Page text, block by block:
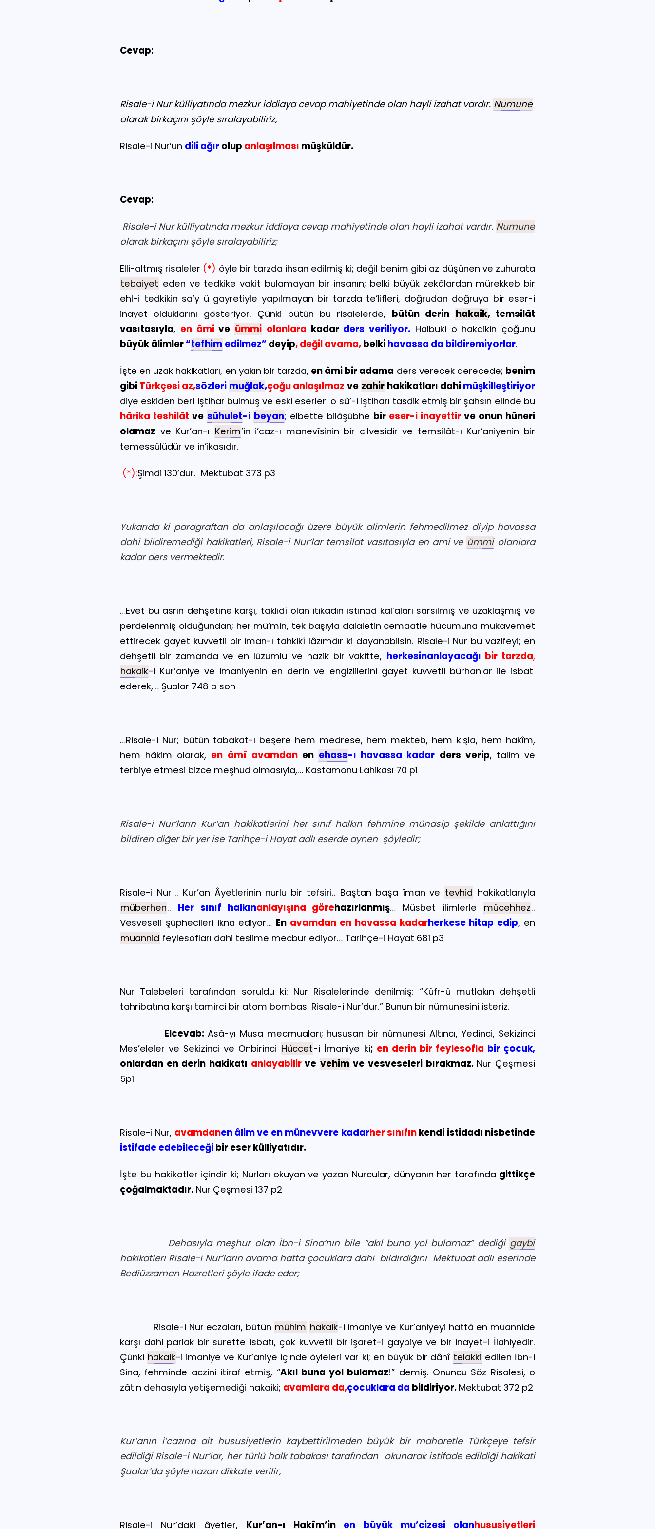
Cevap:
Risale-i Nur külliyatında mezkur iddiaya cevap mahiyetinde olan hayli izahat vardır. Numune
olarak birkaçını şöyle sıralayabiliriz;
Risale-i Nur’un dili ağır olup anlaşılması müşküldür.
Cevap:
Risale-i Nur külliyatında mezkur iddiaya cevap mahiyetinde olan hayli izahat vardır. Numune
olarak birkaçını şöyle sıralayabiliriz;
Elli-altmış risaleler (*) öyle bir tarzda ihsan edilmiş ki; değil benim gibi az düşünen ve zuhurata
tebaiyet eden ve tedkike vakit bulamayan bir insanın; belki büyük zekâlardan mürekkeb bir
ehl-i tedkikin sa’y ü gayretiyle yapılmayan bir tarzda te’lifleri, doğrudan doğruya bir eser-i
inayet olduklarını gösteriyor. Çünki bütün bu risalelerde, bütün derin hakaik, temsilât
vasıtasıyla, en âmive ümmi olanlara kadar ders veriliyor. Halbuki o hakaikin çoğunu
büyük âlimler“tefhim edilmez” deyip, değil avama, belki havassa da bildiremiyorlar.
İşte en uzak hakikatları, en yakın bir tarzda, en âmi bir adama ders verecek derecede; benim
gibi Türkçesi az,sözleri muğlak,çoğu anlaşılmaz ve zahir hakikatları dahi müşkilleştiriyor
diye eskiden beri iştihar bulmuş ve eski eserleri o sû’-i iştiharı tasdik etmiş bir şahsın elinde bu
hârika teshilât ve sühulet-i beyan; elbette bilâşübhe bir eser-i inayettir ve onun hüneri
olamaz ve Kur’an-ı Kerim’in i’caz-ı manevîsinin bir cilvesidir ve temsilât-ı Kur’aniyenin bir
temessülüdür ve in’ikasıdır.
(*):Şimdi 130’dur. Mektubat 373 p3
Yukarıda ki paragraftan da anlaşılacağı üzere büyük alimlerin fehmedilmez diyip havassa
dahi bildiremediği hakikatleri, Risale-i Nur’lar temsilat vasıtasıyla en ami ve ümmiolanlara
kadar ders vermektedir.
…Evet bu asrın dehşetine karşı, taklidî olan itikadın istinad kal’aları sarsılmış ve uzaklaşmış ve
perdelenmiş olduğundan; her mü’min, tek başıyla dalaletin cemaatle hücumuna mukavemet
ettirecek gayet kuvvetli bir iman-ı tahkikî lâzımdır ki dayanabilsin. Risale-i Nur bu vazifeyi; en
dehşetli bir zamanda ve en lüzumlu ve nazik bir vakitte, herkesinanlayacağı bir tarzda,
hakaik-i Kur’aniye ve imaniyenin en derin ve engizlilerini gayet kuvvetli bürhanlar ile isbat
ederek,… Şualar 748 p son
…Risale-i Nur; bütün tabakat-ı beşere hem medrese, hem mekteb, hem kışla, hem hakîm,
hem hâkim olarak, en âmî avamdanen ehass-ı havassa kadar ders verip, talim ve
terbiye etmesi bizce meşhud olmasıyla,… Kastamonu Lahikası 70 p1
Risale-i Nur’ların Kur’an hakikatlerini her sınıf halkın fehmine münasip şekilde anlattığını
bildiren diğer bir yer ise Tarihçe-i Hayat adlı eserde aynen şöyledir;
Risale-i Nur!.. Kur’an Âyetlerinin nurlu bir tefsiri.. Baştan başa îman ve tevhid hakikatlarıyla
müberhen.. Her sınıf halkınanlayışına görehazırlanmış… Müsbet ilimlerle mücehhez..
Vesveseli şüphecileri ikna ediyor… En avamdan en havassa kadarherkese hitap edip, en
muannid feylesofları dahi teslime mecbur ediyor… Tarihçe-i Hayat 681 p3
Nur Talebeleri tarafından soruldu ki: Nur Risalelerinde denilmiş: “Küfr-ü mutlakın dehşetli
tahribatına karşı tamirci bir atom bombası Risale-i Nur’dur.” Bunun bir nümunesini isteriz.
Elcevab:Asâ-yı Musa mecmuaları; hususan bir nümunesi Altıncı, Yedinci, Sekizinci
Mes’eleler ve Sekizinci ve Onbirinci Hüccet-i İmaniye ki; en derin bir feylesofla bir çocuk,
onlardan en derin hakikatı anlayabilirve vehim ve vesveseleri bırakmaz. Nur Çeşmesi
5p1
Risale-i Nur, avamdanen âlim ve en münevvere kadarher sınıfınkendi istidadı nisbetinde
istifade edebileceği bir eser külliyatıdır.
İşte bu hakikatler içindir ki; Nurları okuyan ve yazan Nurcular, dünyanın her tarafında gittikçe
çoğalmaktadır. Nur Çeşmesi 137 p2
Dehasıyla meşhur olan İbn-i Sina’nın bile “akıl buna yol bulamaz” dediği gaybi
hakikatleri Risale-i Nur’ların avama hatta çocuklara dahi bildirdiğini Mektubat adlı eserinde
Bediüzzaman Hazretleri şöyle ifade eder;
Risale-i Nur eczaları, bütün mühim hakaik-i imaniye ve Kur’aniyeyi hattâ en muannide
karşı dahi parlak bir surette isbatı, çok kuvvetli bir işaret-i gaybiye ve bir inayet-i İlahiyedir.
Çünki hakaik-i imaniye ve Kur’aniye içinde öyleleri var ki; en büyük bir dâhî telakki edilen İbn-i
Sina, fehminde aczini itiraf etmiş, “Akıl buna yol bulamaz!” demiş. Onuncu Söz Risalesi, o
zâtın dehasıyla yetişemediği hakaiki; avamlara da,çocuklara da bildiriyor. Mektubat 372 p2
Kur’anın i’cazına ait hususiyetlerin kaybettirilmeden büyük bir maharetle Türkçeye tefsir
edildiği Risale-i Nur’lar, her türlü halk tabakası tarafından okunarak istifade edildiği hakikati
Şualar’da şöyle nazarı dikkate verilir;
Risale-i Nur’daki âyetler, Kur’an-ı Hakîm’in en büyük mu’cizesi olanhususiyetleri